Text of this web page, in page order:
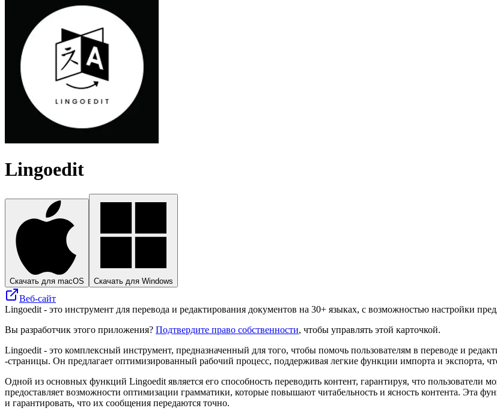
Lingoedit
Скачать для macOS Скачать для Windows
Веб-сайт
Lingoedit - это инструмент для перевода и редактирования документов на 30+ языках, с возможностью настройки
Вы разработчик этого приложения? Подтвердите право собственности, чтобы управлять этой карточкой.
Lingoedit - это комплексный инструмент, предназначенный для того, чтобы помочь пользователям в переводе и
-страницы. Он предлагает оптимизированный рабочий процесс, поддерживая легкие функции импорта и экспорта,
Одной из основных функций Lingoedit является его способность переводить контент, гарантируя, что пользователи
предоставляет возможности оптимизации грамматики, которые повышают читабельность и ясность контента. Эта
и гарантировать, что их сообщения передаются точно.